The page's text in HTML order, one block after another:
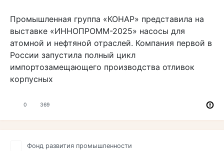
Промышленная группа «КОНАР» представила на
выставке «ИННОПРОММ-2025» насосы для
атомной и нефтяной отраслей. Компания первой в
России запустила полный цикл
импортозамещающего производства отливок
корпусных
0 369
Фонд развития промышленности